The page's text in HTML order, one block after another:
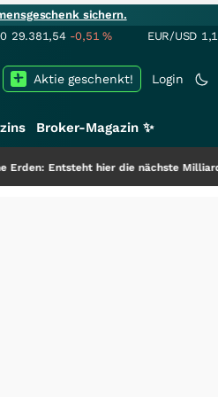
sichern.
29.381,54 -0,51% EUR/USD
Login
Aktie geschenkt!
Broker-Magazin ✨
hier die nächste Milliardenstory?